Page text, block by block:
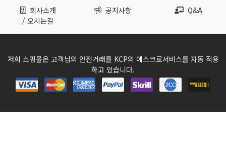
회사소개
/ 오시는길
공지사항 Q&A
저희 쇼핑몰은 고객님의 안전거래를 KCP의 에스크로서비스를 자동 적용
하고 있습니다.